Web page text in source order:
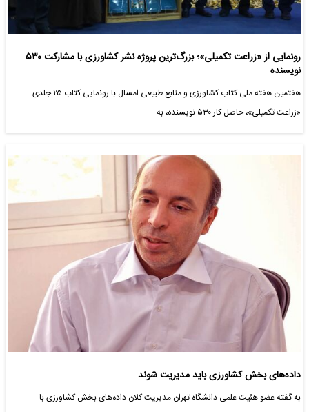
رونمایی از «زراعت تکمیلی»؛ بزرگ‌ترین پروژه نشر کشاورزی با مشارکت ۵۳۰
نویسنده
هفتمین هفته ملی کتاب کشاورزی و منابع طبیعی امسال با رونمایی کتاب ۲۵ جلدی
«زراعت تکمیلی»، حاصل کار ۵۳۰ نویسنده، به…
داده‌های بخش کشاورزی باید مدیریت شوند
به گفته عضو هئیت علمی دانشگاه تهران مدیریت کلان داده‌های بخش کشاورزی با